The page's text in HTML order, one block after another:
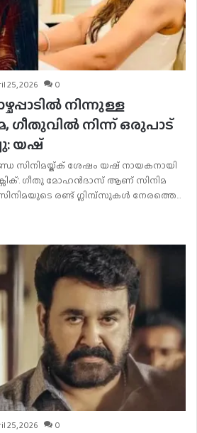
25, 2026 0
നിന്നുള്ള
ഗീതുവിൽ നിന്ന് ഒരുപാട്
യഷ്
സിനിമയ്ക്ക് ശേഷം യഷ് നായകനായി
ഗീതു മോഹൻദാസ് ആണ് സിനിമ
രണ്ട് ഗ്ലിമ്പ്സുകൾ നേരത്തെ…
25, 2026 0